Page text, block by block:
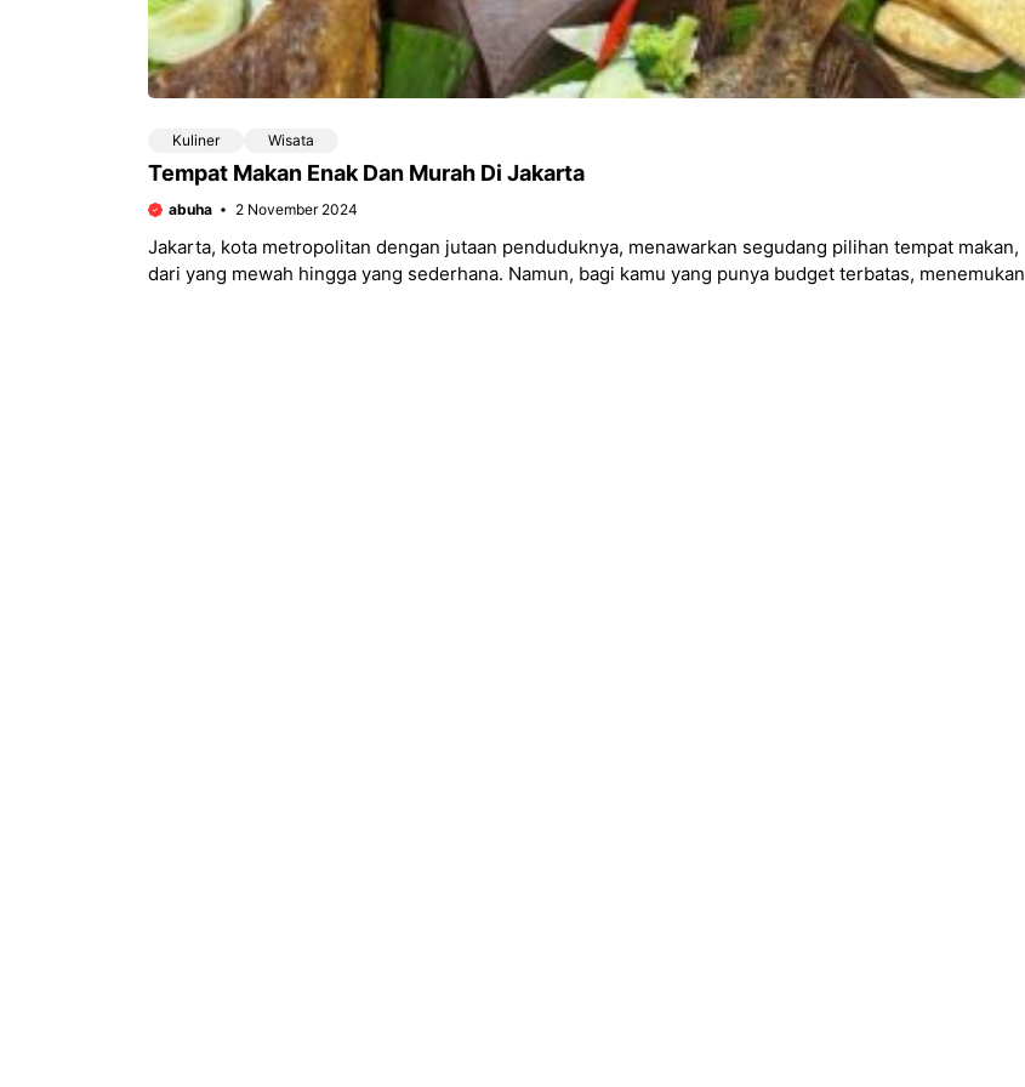
Kuliner Wisata
Tempat Makan Enak Dan Murah Di Jakarta
abuha 2 November 2024
Jakarta, kota metropolitan dengan jutaan penduduknya, menawarkan segudang pilihan tempat makan,
dari yang mewah hingga yang sederhana. Namun, bagi kamu yang punya budget terbatas, menemukan